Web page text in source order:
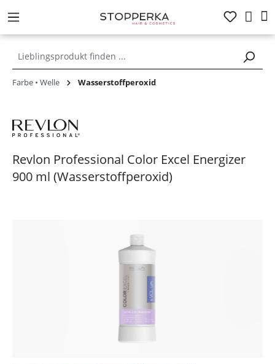
springen
Farbe • Welle Wasserstoffperoxid
Revlon Professional Color Excel Energizer
900 ml (Wasserstoffperoxid)